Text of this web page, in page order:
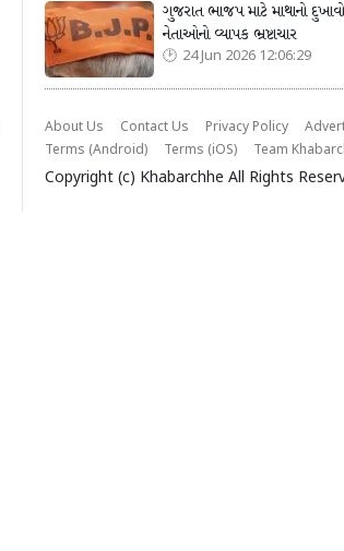
ગુજરાત ભાજપ માટે માથાનો
નેતાઓનો વ્યાપક ભ્રષ્ટાચાર
24 Jun 2026 12:06:29
About Us Contact Us Privacy Policy
Terms (Android)
Terms (iOS) Team
Copyright (c) Khabarchhe All Rights